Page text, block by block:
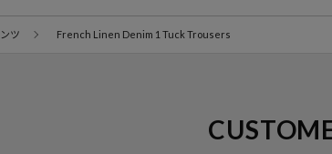
ツ French Linen Denim 1 Tuck Trousers